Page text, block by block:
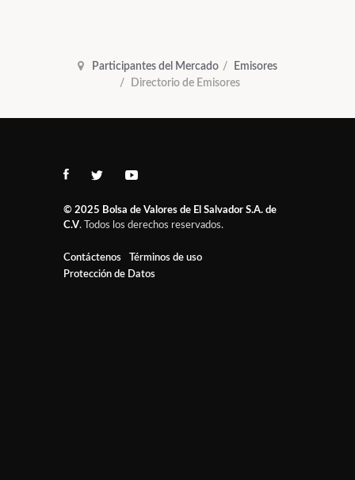
Participantes del Mercado
Emisores
Directorio de Emisores
© 2025 Bolsa de Valores de El Salvador S.A. de
C.V. Todos los derechos reservados.
Contáctenos
Términos de uso
Protección de Datos